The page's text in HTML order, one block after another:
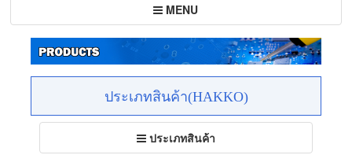
Toggle
navigation
MENU
ประเภทสินค้า(HAKKO)
Toggle
ประเภทสินค้า